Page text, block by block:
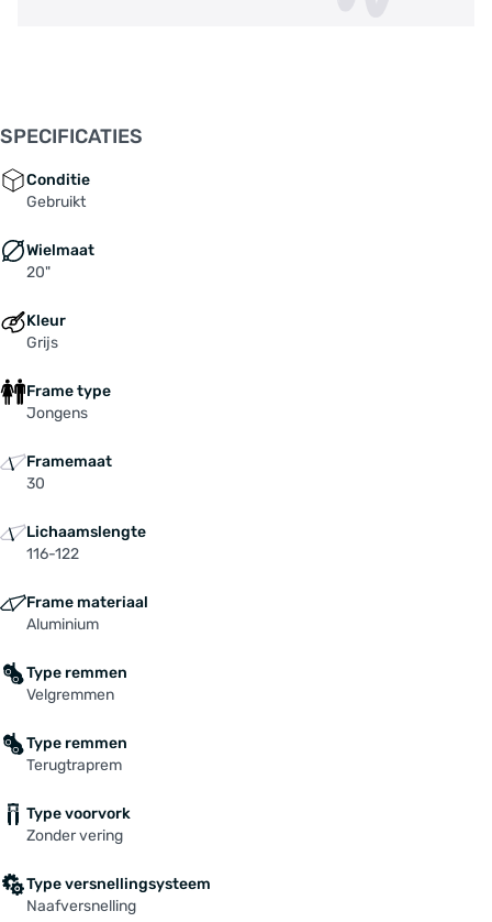
SPECIFICATIES
Conditie
Gebruikt
Wielmaat
20"
Kleur
Grijs
Frame type
Jongens
Framemaat
30
Lichaamslengte
116-122
Frame materiaal
Aluminium
Type remmen
Velgremmen
Type remmen
Terugtraprem
Type voorvork
Zonder vering
Type versnellingsysteem
Naafversnelling